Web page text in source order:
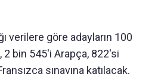
verilere göre adayların 100
bin 545'i Arapça, 822'si
sınavına katılacak.